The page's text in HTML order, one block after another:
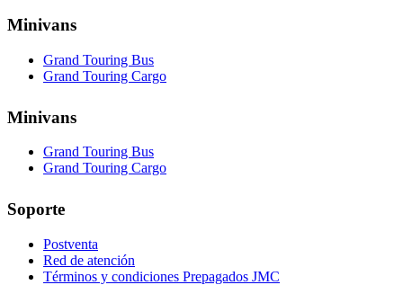
Minivans
Grand Touring Bus
Grand Touring Cargo
Minivans
Grand Touring Bus
Grand Touring Cargo
Soporte
Postventa
Red de atención
Términos y condiciones Prepagados JMC